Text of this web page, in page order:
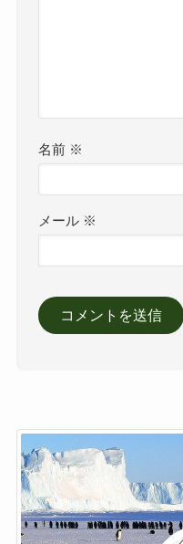
名前 ※
メール ※